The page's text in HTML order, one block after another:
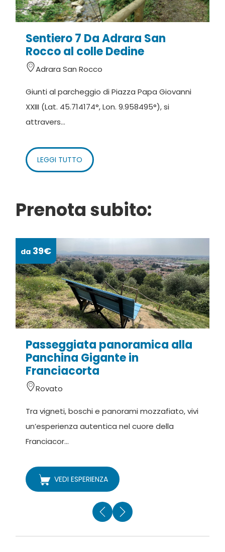
Sentiero 7 Da Adrara San
Rocco al colle Dedine
Adrara San Rocco
Giunti al parcheggio di Piazza Papa Giovanni
XXIII (Lat. 45.714174°, Lon. 9.958495°), si
attravers...
LEGGI TUTTO
Prenota subito:
da 39€
Passeggiata panoramica alla
Panchina Gigante in
Franciacorta
Rovato
Tra vigneti, boschi e panorami mozzafiato, vivi
un’esperienza autentica nel cuore della
Franciacor...
VEDI ESPERIENZA